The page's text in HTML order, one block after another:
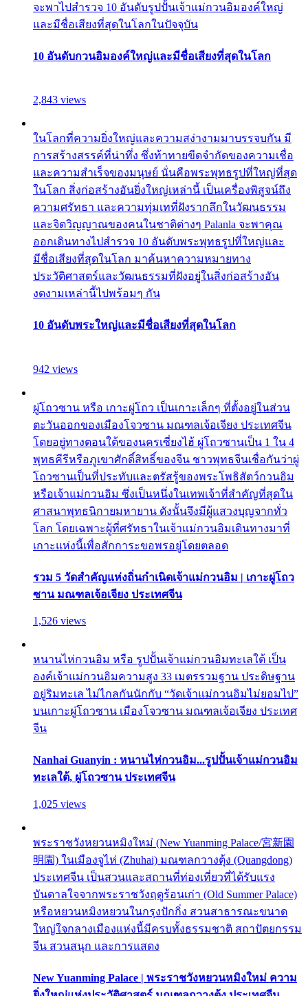
จะพาไปสำรวจ 10 อันดับรูปปั้นเจ้าแม่กวนอิมองค์ใหญ่
และมีชื่อเสียงที่สุดในโลกในปัจจุบัน
10 อันดับกวนอิมองค์ใหญ่และมีชื่อเสียงที่สุดในโลก
2,843 views
ในโลกที่ความยิ่งใหญ่และความสง่างามมาบรรจบกัน มี
การสร้างสรรค์ที่น่าทึ่ง ซึ่งท้าทายขีดจำกัดของความเชื่อ
และความสำเร็จของมนุษย์ นั่นคือพระพุทธรูปที่ใหญ่ที่สุด
ในโลก สิ่งก่อสร้างอันยิ่งใหญ่เหล่านี้ เป็นเครื่องพิสูจน์ถึง
ความศรัทธา และความทุ่มเทที่ฝังรากลึกในวัฒนธรรม
และจิตวิญญาณของคนในชาติต่างๆ Palanla จะพาคุณ
ออกเดินทางไปสำรวจ 10 อันดับพระพุทธรูปที่ใหญ่และ
มีชื่อเสียงที่สุดในโลก มาค้นหาความหมายทาง
ประวัติศาสตร์และวัฒนธรรมที่ฝังอยู่ในสิ่งก่อสร้างอัน
งดงามเหล่านี้ไปพร้อมๆ กัน
10 อันดับพระใหญ่และมีชื่อเสียงที่สุดในโลก
942 views
ผู่โถวซาน หรือ เกาะผู่โถว เป็นเกาะเล็กๆ ที่ตั้งอยู่ในส่วน
ตะวันออกของเมืองโจวซาน มณฑลเจ้อเจียง ประเทศจีน
โดยอยู่ทางตอนใต้ของนครเซี่ยงไฮ้ ผู่โถวซานเป็น 1 ใน 4
พุทธคีรีหรือภูเขาศักดิ์สิทธิ์ของจีน ชาวพุทธจีนเชื่อกันว่าผู่
โถวซานเป็นที่ประทับและตรัสรู้ของพระโพธิสัตว์กวนอิม
หรือเจ้าแม่กวนอิม ซึ่งเป็นหนึ่งในเทพเจ้าที่สำคัญที่สุดใน
ศาสนาพุทธนิกายมหายาน ดังนั้นจึงมีผู้แสวงบุญจากทั่ว
โลก โดยเฉพาะผู้ที่ศรัทธาในเจ้าแม่กวนอิมเดินทางมาที่
เกาะแห่งนี้เพื่อสักการะขอพรอยู่โดยตลอด
รวม 5 วัดสำคัญแห่งถิ่นกำเนิดเจ้าแม่กวนอิม | เกาะผู่โถว
ซาน มณฑลเจ้อเจียง ประเทศจีน
1,526 views
หนานไห่กวนอิม หรือ รูปปั้นเจ้าแม่กวนอิมทะเลใต้ เป็น
องค์เจ้าแม่กวนอิมความสูง 33 เมตรรวมฐาน ประดิษฐาน
อยู่ริมทะเล ไม่ไกลกันนักกับ “วัดเจ้าแม่กวนอิมไม่ยอมไป”
บนเกาะผู่โถวซาน เมืองโจวซาน มณฑลเจ้อเจียง ประเทศ
จีน
Nanhai Guanyin : หนานไห่กวนอิม...รูปปั้นเจ้าแม่กวนอิม
ทะเลใต้, ผู่โถวซาน ประเทศจีน
1,025 views
พระราชวังหยวนหมิงใหม่ (New Yuanming Palace/宮新園
明園) ในเมืองจูไห่ (Zhuhai) มณฑลกวางตุ้ง (Quangdong)
ประเทศจีน เป็นสวนและสถานที่ท่องเที่ยวที่ได้รับแรง
บันดาลใจจากพระราชวังฤดูร้อนเก่า (Old Summer Palace)
หรือหยวนหมิงหยวนในกรุงปักกิ่ง สวนสาธารณะขนาด
ใหญ่ใจกลางเมืองแห่งนี้มีครบทั้งธรรมชาติ สถาปัตยกรรม
จีน สวนสนุก และการแสดง
New Yuanming Palace | พระราชวังหยวนหมิงใหม่ ความ